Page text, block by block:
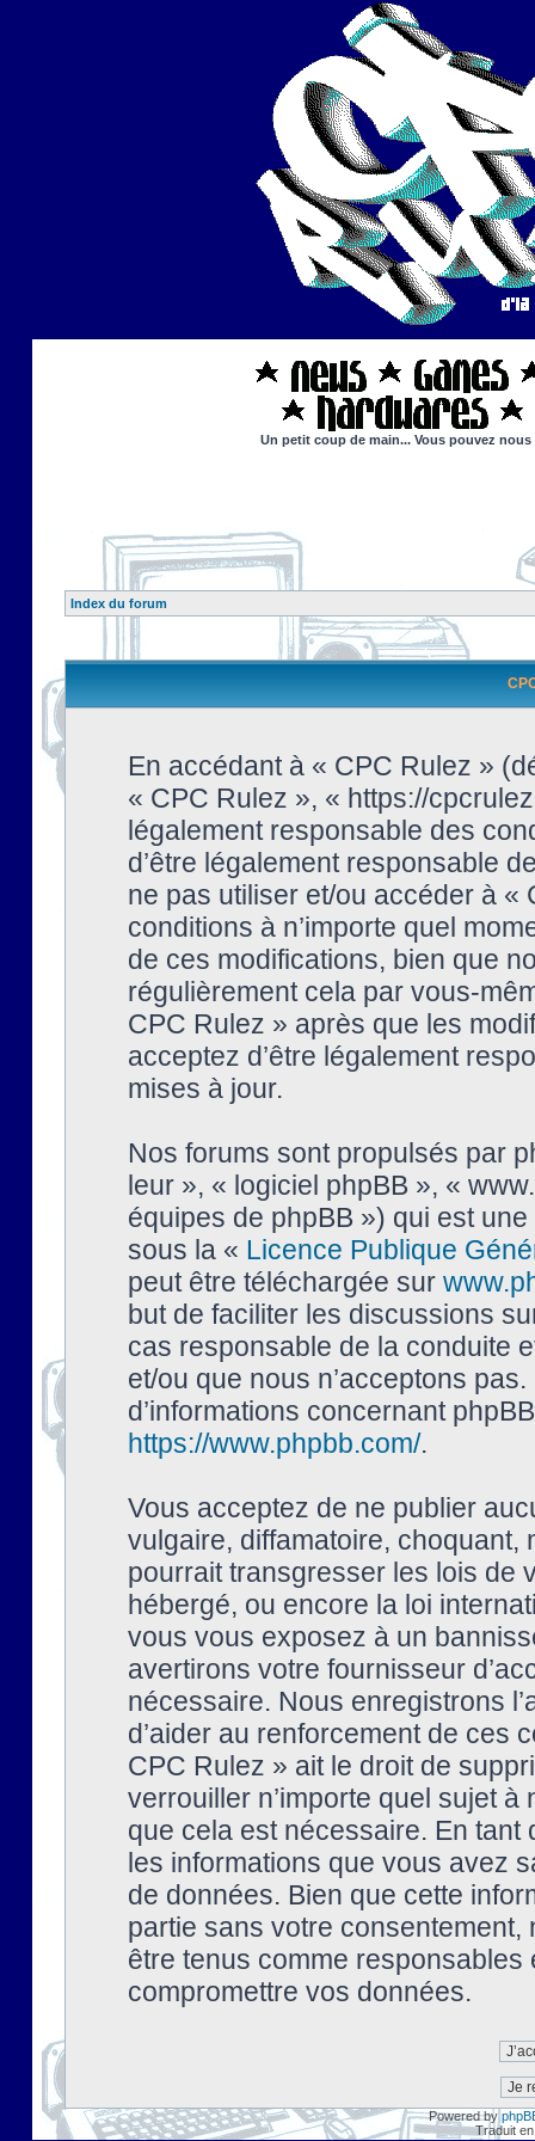
Un petit coup de main... Vous pouvez
Index du forum
En accédant à « CPC Rulez »
« CPC Rulez », « https://
légalement responsable des
d’être légalement responsable
ne pas utiliser et/ou accéder à
conditions à n’importe quel
de ces modifications, bien que
régulièrement cela par vous-
CPC Rulez » après que les
acceptez d’être légalement
mises à jour.
Nos forums sont propulsés par
leur », « logiciel phpBB », «
équipes de phpBB ») qui est
sous la « Licence Publique
peut être téléchargée sur
but de faciliter les discussions
cas responsable de la conduite
et/ou que nous n’acceptons
d’informations concernant
https://www.phpbb.com/.
Vous acceptez de ne publier
vulgaire, diffamatoire, choquant,
pourrait transgresser les lois de
hébergé, ou encore la loi
vous vous exposez à un
avertirons votre fournisseur
nécessaire. Nous enregistrons
d’aider au renforcement de ces
CPC Rulez » ait le droit de
verrouiller n’importe quel sujet à
que cela est nécessaire. En tant
les informations que vous avez
de données. Bien que cette
partie sans votre
être tenus comme
compromettre vos données.
Powered by
Traduit